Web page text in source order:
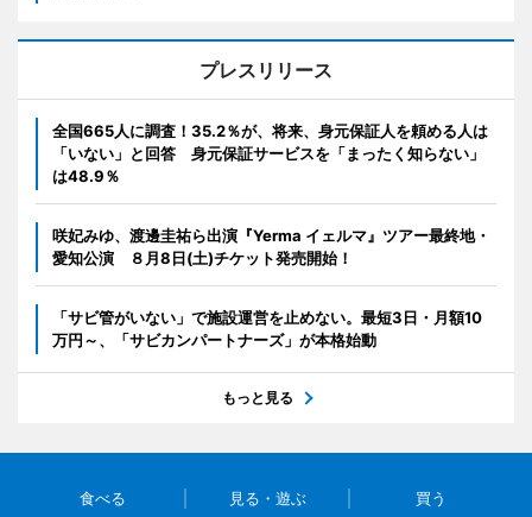
プレスリリース
全国665人に調査！35.2％が、将来、身元保証人を頼める人は
「いない」と回答 身元保証サービスを「まったく知らない」
は48.9％
咲妃みゆ、渡邊圭祐ら出演『Yerma イェルマ』ツアー最終地・
愛知公演 ８月8日(土)チケット発売開始！
「サビ管がいない」で施設運営を止めない。最短3日・月額10
万円～、「サビカンパートナーズ」が本格始動
もっと見る
食べる 見る・遊ぶ 買う